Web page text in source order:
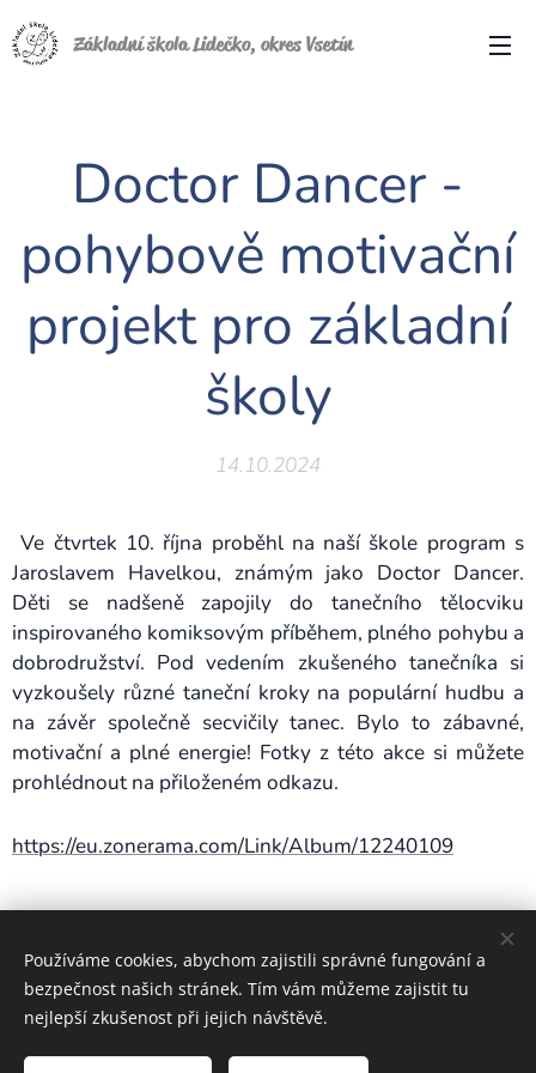
Základní škola Lidečko, okres Vsetín
Doctor Dancer -
pohybově motivační
projekt pro základní
školy
14.10.2024
Ve čtvrtek 10. října proběhl na naší škole program s
Jaroslavem Havelkou, známým jako Doctor Dancer.
Děti se nadšeně zapojily do tanečního tělocviku
inspirovaného komiksovým příběhem, plného pohybu a
dobrodružství. Pod vedením zkušeného tanečníka si
vyzkoušely různé taneční kroky na populární hudbu a
na závěr společně secvičily tanec. Bylo to zábavné,
motivační a plné energie! Fotky z této akce si můžete
prohlédnout na přiloženém odkazu.
https://eu.zonerama.com/Link/Album/12240109
Základní škola Lidečko, okres Vsetín
Používáme cookies, abychom zajistili správné fungování a
bezpečnost našich stránek. Tím vám můžeme zajistit tu
nejlepší zkušenost při jejich návštěvě.